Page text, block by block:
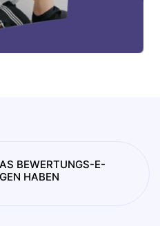
BEWERTUNGS-E-
HABEN